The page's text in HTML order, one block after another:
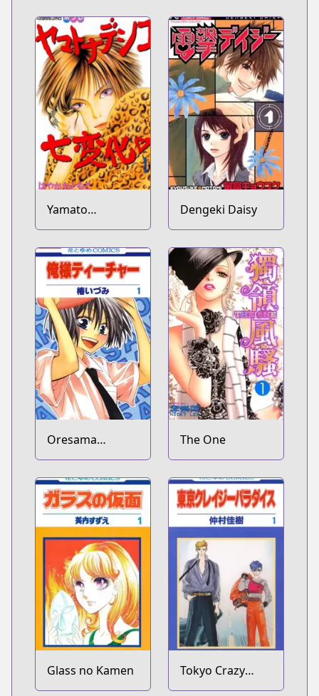
Yamato
Nadeshiko
Shichihenge♥
Dengeki Daisy
Oresama
Teacher
The One
Glass no Kamen
Tokyo Crazy
Paradise